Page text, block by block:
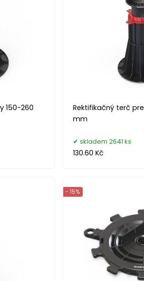
150-260
Rektifikačný terč
mm
skladem 2641 ks
130.60 Kč
- 15%